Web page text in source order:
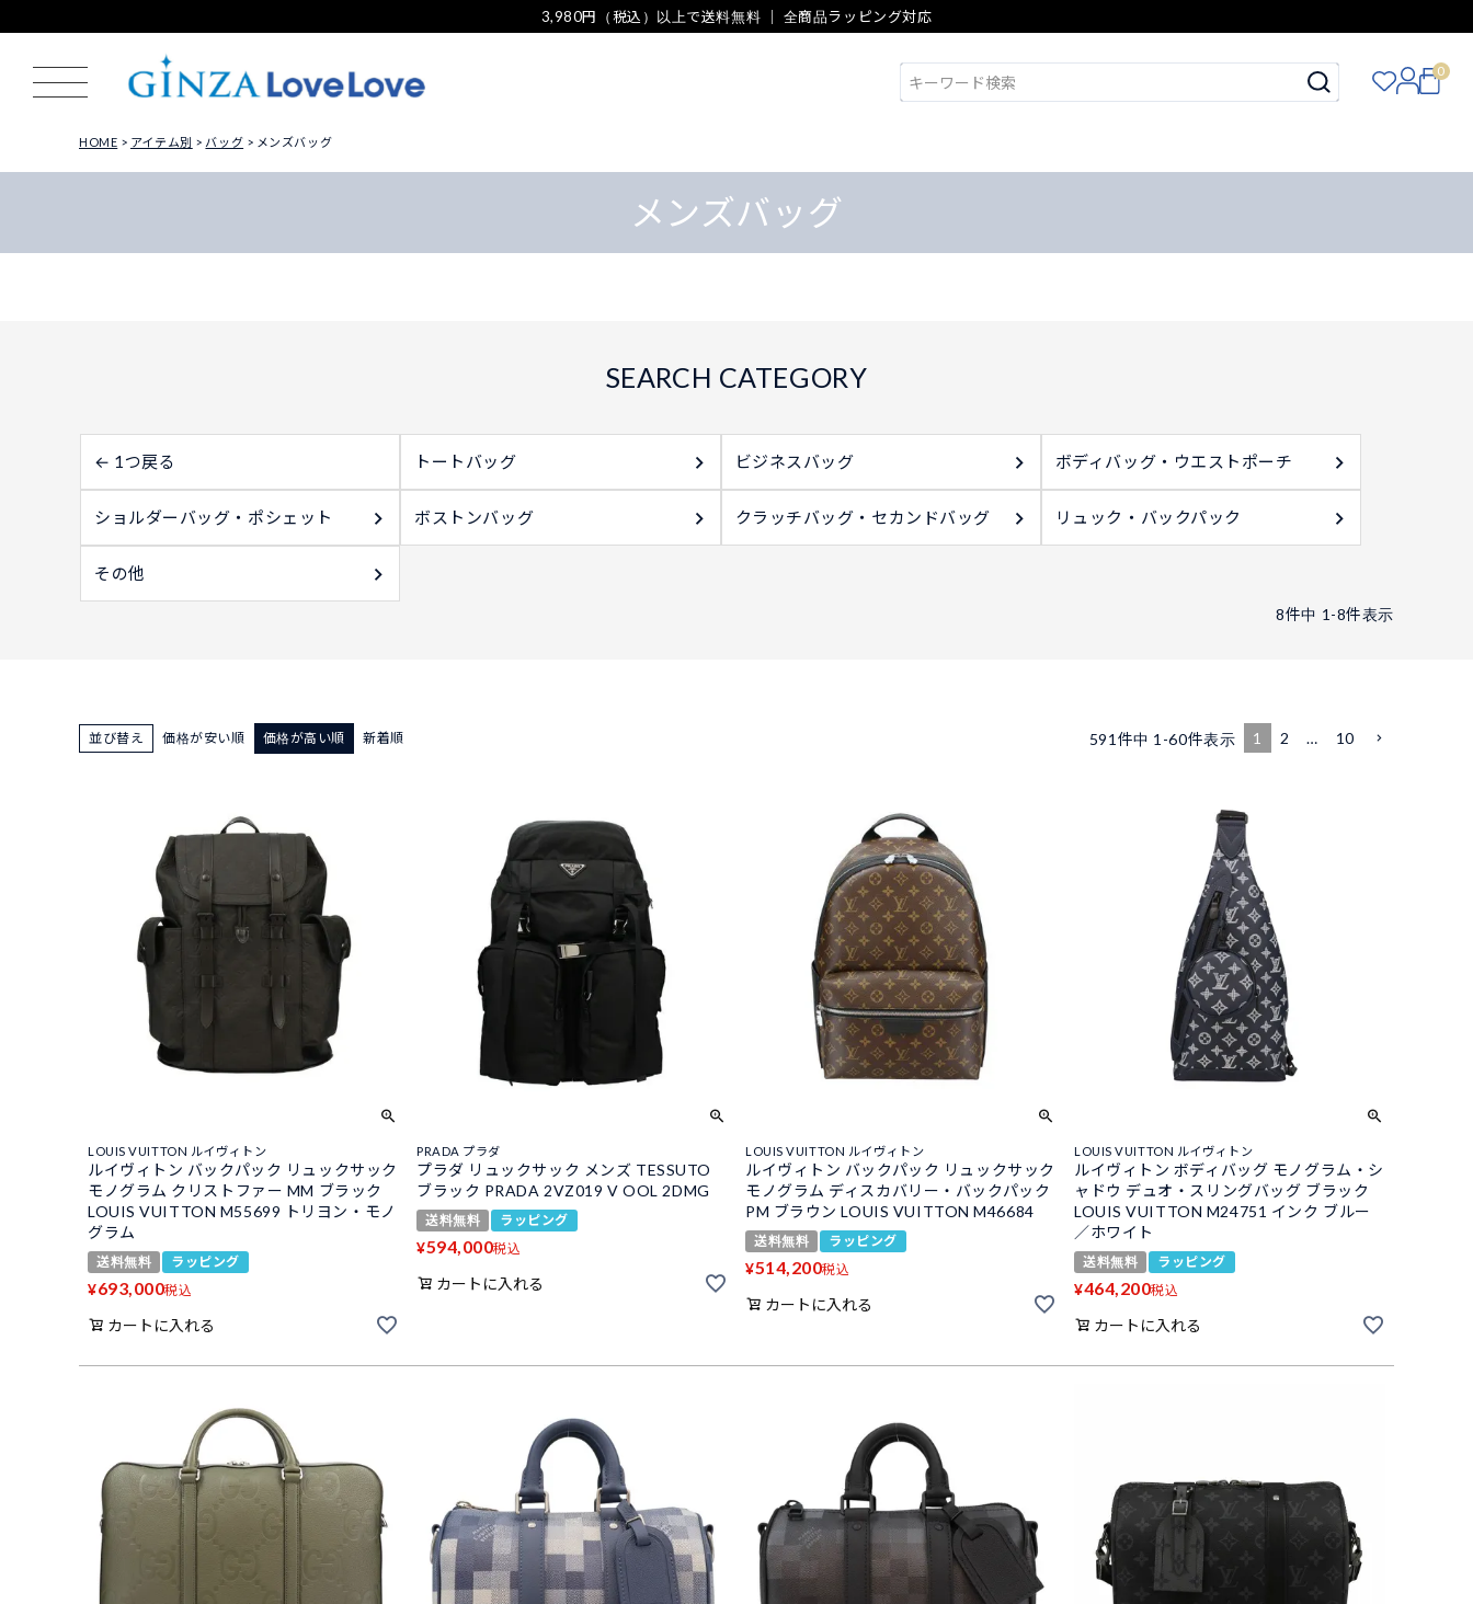
3,980円（税込）以上で送料無料 ｜ 全商品ラッピング対応
0
HOME アイテム別 バッグ メンズバッグ
メンズバッグ
← 1つ戻る トートバッグ ビジネスバッグ ボディバッグ・ウエストポーチ
ショルダーバッグ・ポシェット ボストンバッグ クラッチバッグ・セカンドバッグ リュック・バックパック
その他
8件中 1 -8件表示
並び替え 価格が安い順 価格が高い順 新着順 591 件中 1 -60件表示 1 2 … 10
LOUIS VUITTON ルイヴィトン
ルイヴィトン バックパック リュックサック
モノグラム クリストファー MM ブラック
LOUIS VUITTON M55699 トリヨン・モノ
グラム
送料無料 ラッピング
¥693,000税込
カートに入れる
PRADA プラダ
プラダ リュックサック メンズ TESSUTO
ブラック PRADA 2VZ019 V OOL 2DMG
送料無料 ラッピング
¥594,000税込
カートに入れる
LOUIS VUITTON ルイヴィトン
ルイヴィトン バックパック リュックサック
モノグラム ディスカバリー・バックパック
PM ブラウン LOUIS VUITTON M46684
送料無料 ラッピング
¥514,200税込
カートに入れる
LOUIS VUITTON ルイヴィトン
ルイヴィトン ボディバッグ モノグラム・シ
ャドウ デュオ・スリングバッグ ブラック
LOUIS VUITTON M24751 インク ブルー
／ホワイト
送料無料 ラッピング
¥464,200税込
カートに入れる